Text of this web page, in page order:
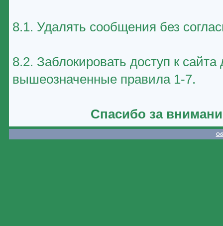
8.1. Удалять сообщения без
8.2. Заблокировать доступ к
вышеозначенные правила 1-7.
Спасибо за